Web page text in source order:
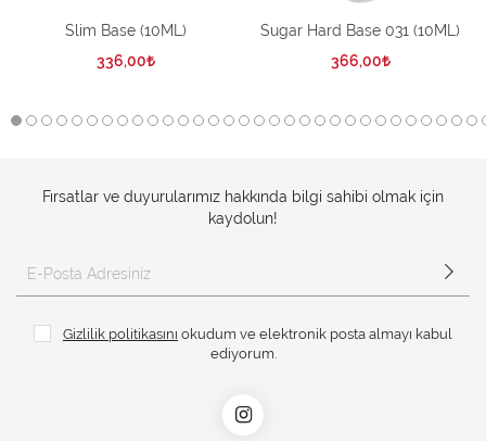
Slim Base (10ML)
336,00
Sugar Hard Base 031 (10ML)
366,00
Fırsatlar ve duyurularımız hakkında bilgi sahibi olmak için
kaydolun!
Gizlilik politikasını okudum ve elektronik posta almayı kabul
ediyorum.